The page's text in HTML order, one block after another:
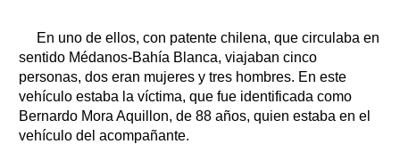
En uno de ellos, con patente chilena, que circulaba en
sentido Médanos-Bahía Blanca, viajaban cinco
personas, dos eran mujeres y tres hombres. En este
vehículo estaba la víctima, que fue identificada como
Bernardo Mora Aquillon, de 88 años, quien estaba en el
vehículo del acompañante.